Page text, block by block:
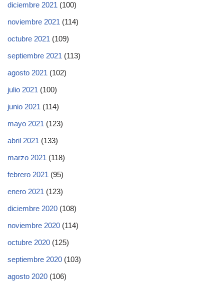
diciembre 2021 (100)
noviembre 2021 (114)
octubre 2021 (109)
septiembre 2021 (113)
agosto 2021 (102)
julio 2021 (100)
junio 2021 (114)
mayo 2021 (123)
abril 2021 (133)
marzo 2021 (118)
febrero 2021 (95)
enero 2021 (123)
diciembre 2020 (108)
noviembre 2020 (114)
octubre 2020 (125)
septiembre 2020 (103)
agosto 2020 (106)